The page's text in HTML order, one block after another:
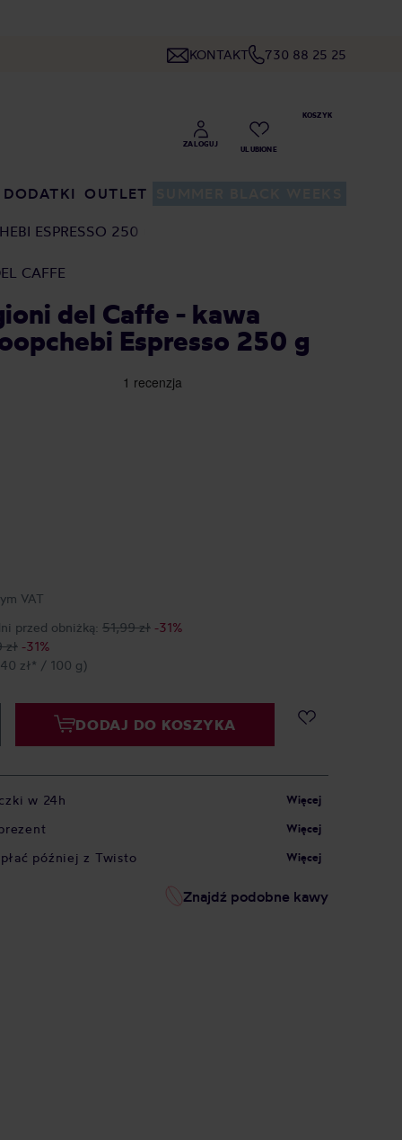
KONTAKT 730 88 25 25
DODATKI OUTLET
ESPRESSO 250 G
CAFFE
del Caffe - kawa
Espresso 250 g
VAT
przed obniżką: 51,99 zł -31%
zł -31%
zł* / 100 g)
DODAJ DO KOSZYKA
w 24h Więcej
Więcej
później z Twisto Więcej
Znajdź podobne kawy